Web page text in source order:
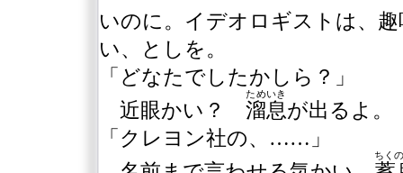
いのに。イデオロギストは、趣
い、としを。
「どなたでしたかしら？」
近眼かい？ 溜息
ためいき
が出るよ。
「クレヨン社の、……」
ちく